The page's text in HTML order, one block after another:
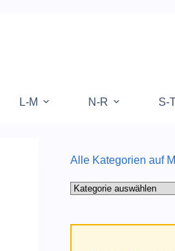
L-M N-R S-
Alle Kategorien auf
Alle